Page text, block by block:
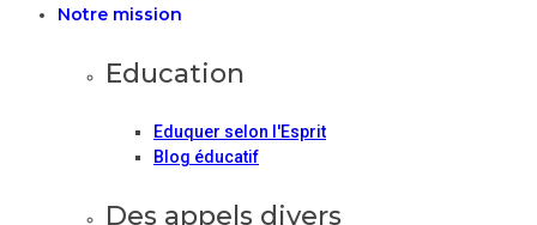
Notre mission
Education
Eduquer selon l'Esprit
Blog éducatif
Des appels divers